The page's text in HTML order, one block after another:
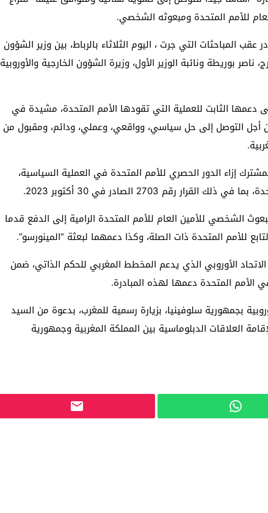
للأمم المتحدة ومبعوثه الشخصي.
المباحثات التي جرت ، اليوم الثلاثاء بالرباط، بين وزير الشؤون
ناصر بوريطة ونائبة الوزير الأول، وزيرة الشؤون الخارجية والأوروبية
دعمها الثابت للعملية التي تقودها الأمم المتحدة، مشيدة في
أجل التوصل إلى حل سياسي، وواقعي، وعملي، ودائم، ومقبول من
إزاء الدور الحصري للأمم المتحدة في العملية السياسية،
رقم 2703 الصادر في 30 أكتوبر 2023.
الشخصي للأمين العام للأمم المتحدة الرامية إلى الدفع قدما
للأمم المتحدة ذات الصلة، وكذا دعمهما لبعثة “المينورسو”.
الموقف البناء لسلوفينيا، البلد الـ 16 في الاتحاد الأوروبي الذي يدعم المخطط المغربي للحكم الذاتي، ضمن
بجمهورية سلوفينيا، بزيارة رسمية للمغرب، بدعوة من السيد
العلاقات الدبلوماسية بين المملكة المغربية وجمهورية